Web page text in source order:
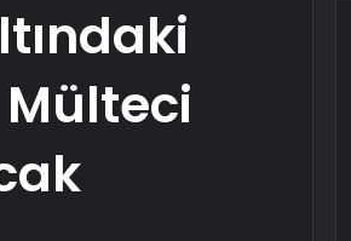
Mülteci